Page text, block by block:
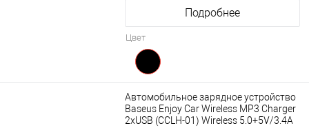
Подробнее
Цвет
Автомобильное зарядное устройство
Baseus Enjoy Car Wireless MP3 Charger
2хUSB (CCLH-01) Wireless 5.0+5V/3.4A